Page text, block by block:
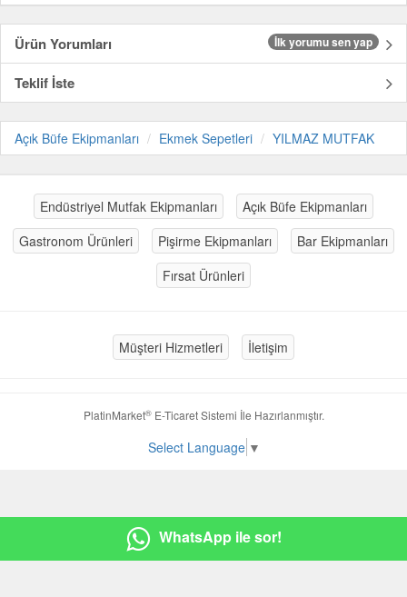
WhatsApp ile sor!
Ürün Yorumları İlk yorumu sen yap
Teklif İste
Açık Büfe Ekipmanları Ekmek Sepetleri YILMAZ MUTFAK
Endüstriyel Mutfak Ekipmanları
Açık Büfe Ekipmanları
Gastronom Ürünleri
Pişirme Ekipmanları
Bar Ekipmanları
Fırsat Ürünleri
Müşteri Hizmetleri İletişim
PlatinMarket®E-Ticaret Sistemi İle Hazırlanmıştır.
Select Language ▼